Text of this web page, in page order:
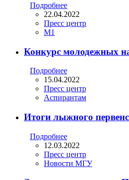
Подробнее
22.04.2022
Пресс центр
M1
Конкурс молодежных
Подробнее
15.04.2022
Пресс центр
Аспирантам
Итоги лыжного
Подробнее
12.03.2022
Пресс центр
Новости МГУ